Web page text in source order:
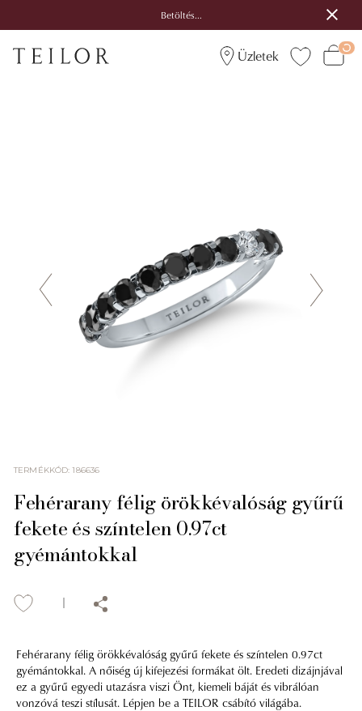
Betöltés...
Üzletek
TERMÉKKÓD:186636
Fehérarany félig örökkévalóság gyűrű
fekete és színtelen 0.97ct
gyémántokkal
Fehérarany félig örökkévalóság gyűrű fekete és színtelen 0.97ct
gyémántokkal. A nőiség új kifejezési formákat ölt. Eredeti dizájnjával
ez a gyűrű egyedi utazásra viszi Önt, kiemeli báját és vibrálóan
vonzóvá teszi stílusát. Lépjen be a TEILOR csábító világába.